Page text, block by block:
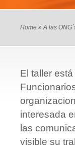
Home »A las
El taller
interesada
las
visible su